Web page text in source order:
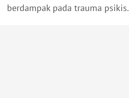
berdampak pada trauma psikis.